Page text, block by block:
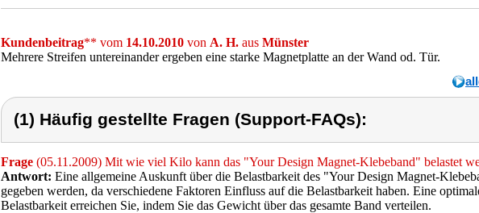
Kundenbeitrag** vom 14.10.2010 von A. H. aus Münster
Mehrere Streifen untereinander ergeben eine starke Magnetplatte an der Wand od. Tür.
(1) Häufig gestellte Fragen (Support-FAQs):
Frage (05.11.2009) Mit wie viel Kilo kann das "Your Design Magnet-Klebeband" belastet
Antwort: Eine allgemeine Auskunft über die Belastbarkeit des "Your Design Magnet-
gegeben werden, da verschiedene Faktoren Einfluss auf die Belastbarkeit haben. Eine
Belastbarkeit erreichen Sie, indem Sie das Gewicht über das gesamte Band verteilen.